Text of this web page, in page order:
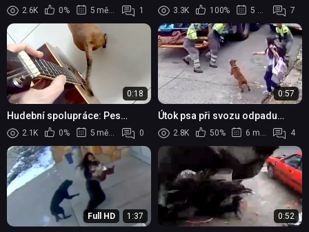
2.6K 0% 5 měsíců 1 3.3K 100% 5 měsíců 7
0:18
Hudební spolupráce: Pes
hrající na kytaru s pomocí
majitele
2.1K 0% 5 měsíců 0
0:57
Útok psa při svozu odpadu
zranil popeláře
2.8K 50% 6 měsíců 4
Full HD 1:37 0:52